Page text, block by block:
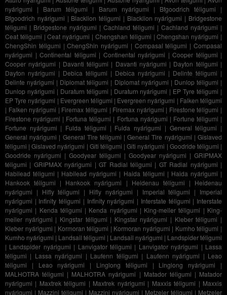
nyárigumi | Barum téligumi | Barum nyárigumi | Bfgoodrich téligumi |
Bfgoodrich nyárigumi | Blacklion téligumi | Blacklion nyárigumi | Bridgestone
téligumi | Bridgestone nyárigumi | Cachland téligumi | Cachland nyárigumi |
Ceat téligumi |Ceat nyárigumi | Chengshan téligumi |Chengshan nyárigumi |
ChengShin téligumi |ChengShin nyárigumi | Compasal téligumi |Compasal
nyárigumi | Continental téligumi | Continental nyárigumi | Cooper téligumi |
Cooper nyárigumi | Davanti téligumi | Davanti nyárigumi | Dayton téligumi |
Dayton nyárigumi | Debica téligumi | Debica nyárigumi | Delinte téligumi |
Delinte nyárigumi | Diplomat téligumi | Diplomat nyárigumi | Dunlop téligumi |
Dunlop nyárigumi | Duraturn téligumi | Duraturn nyárigumi | EP Tyre téligumi |
EP Tyre nyárigumi | Evergreen téligumi | Evergreen nyárigumi | Falken téligumi
| Falken nyárigumi | Firemax téligumi | Firemax nyárigumi | Firestone téligumi |
Firestone nyárigumi | Fortuna téligumi | Fortuna nyárigumi | Fortune téligumi |
Fortune nyárigumi | Fulda téligumi | Fulda nyárigumi | General téligumi |
General nyárigumi | General Tire téligumi |General Tire nyárigumi |Gislaved
téligumi |Gislaved nyárigumi | Giti téligumi |Giti nyárigumi | Goodride téligumi |
Goodride nyárigumi | Goodyear téligumi | Goodyear nyárigumi | GRIPMAX
téligumi | GRIPMAX nyárigumi |GT Radial téligumi | GT Radial nyárigumi |
Habilead téligumi | Habilead nyárigumi | Haida téligumi | Haida nyárigumi |
Hankook téligumi | Hankook nyárigumi | Heidenau téligumi | Heidenau
nyárigumi | Hifly téligumi | Hifly nyárigumi | Imperial téligumi | Imperial
nyárigumi | Infinity téligumi | Infinity nyárigumi | Interstate téligumi | Interstate
nyárigumi | Kenda téligumi | Kenda nyárigumi | King-meiler téligumi | King-
meiler nyárigumi | Kingstar téligumi | Kingstar nyárigumi | Kleber téligumi |
Kleber nyárigumi | Kormoran téligumi | Kormoran nyárigumi | Kumho téligumi |
Kumho nyárigumi | Landsail téligumi | Landsail nyárigumi | Landspider téligumi
| Landspider nyárigumi | Lanvigator téligumi | Lanvigator nyárigumi | Lassa
téligumi | Lassa nyárigumi | Laufenn téligumi | Laufenn nyárigumi | Leao
téligumi | Leao nyárigumi | Linglong téligumi | Linglong nyárigumi |
MALHOTRA téligumi | MALHOTRA nyárigumi | Matador téligumi | Matador
nyárigumi | Maxtrek téligumi | Maxtrek nyárigumi | Maxxis téligumi | Maxxis
nyárigumi | Mazzini téligumi | Mazzini nyárigumi | Metzeler téligumi | Metzeler